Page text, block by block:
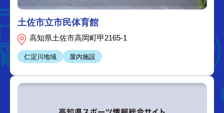
土佐市立市民体育館
高知県土佐市高岡町甲2165-1
仁淀川地域 屋内施設